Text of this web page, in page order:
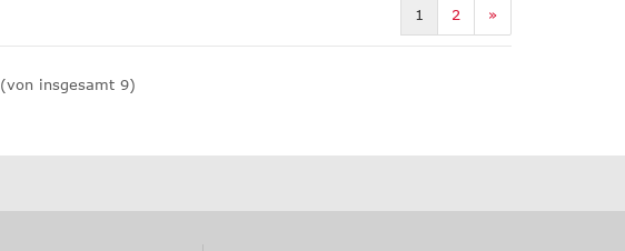
1 2 »
(von insgesamt9)